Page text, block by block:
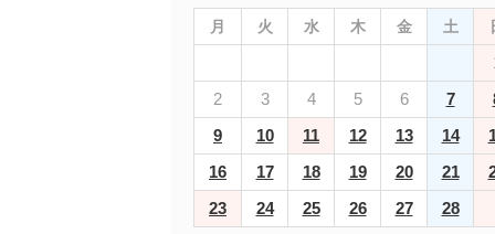
月 火 水 木 金 土
2
3 4 5 6 7
9
10 11 12 13 14
16
17 18 19 20 21
23
24 25 26 27 28